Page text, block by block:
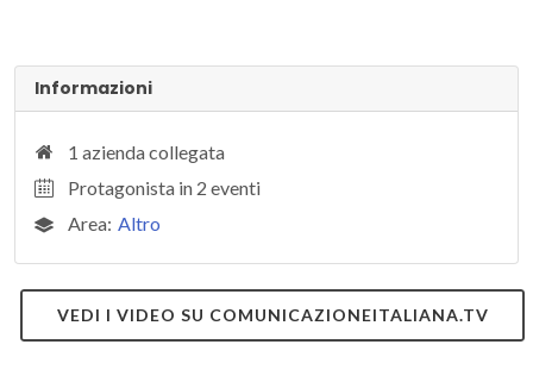
Informazioni
1 azienda collegata
Protagonista in 2 eventi
Area: Altro
VEDI I VIDEO SU COMUNICAZIONEITALIANA.TV